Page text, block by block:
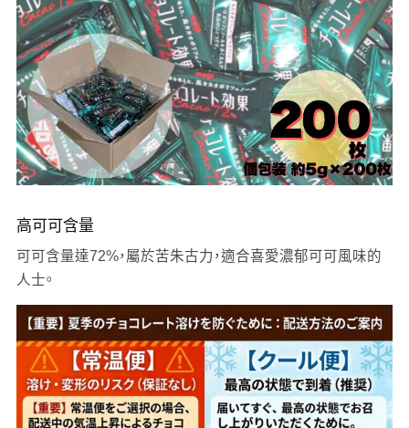
高可可含量
可可含量達72%，屬於苦朱古力，適合喜愛濃郁可可風味的
人士。